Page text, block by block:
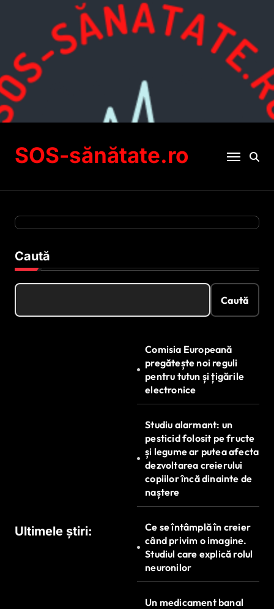
SOS-sănătate.ro
Caută
Caută
Ultimele știri:
Comisia Europeană
pregătește noi reguli
pentru tutun și țigările
electronice
Studiu alarmant: un
pesticid folosit pe fructe
și legume ar putea afecta
dezvoltarea creierului
copiilor încă dinainte de
naștere
Ce se întâmplă în creier
când privim o imagine.
Studiul care explică rolul
neuronilor
Un medicament banal